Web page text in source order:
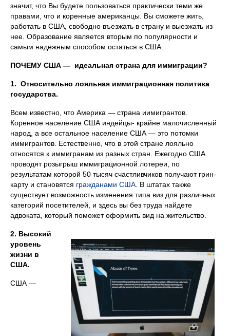
значит, что Вы будете пользоваться практически теми же
правами, что и коренные американцы. Вы сможете жить,
работать в США, свободно въезжать в страну и выезжать из
нее. Образование является вторым по популярности и
самым надежным способом остаться в США.
ПОЧЕМУ США — идеальная страна для иммиграции?
1. Относительно лояльная иммиграционная политика
государства.
Всем известно, что Америка — страна иимигрантов.
Коренное население США индейцы- крайне малочисленный
народ, а все остальное население США — это потомки
иммигрантов. Естественно, что в этой стране лояльно
относятся к иммигранам из разных стран. Ежегодно США
проводят розыгрыш иммиграционной лотереи, по
результатам которой 50 тысяч счастливчиков получают грин-
карту и становятся гражданами США . В штатах также
существует возможность изменения типа виз для различных
категорий посетителей, и здесь вы без труда найдете
адвоката, который поможет оформить вид на жительство.
2. Высокий
уровень
жизни в
США.
США —